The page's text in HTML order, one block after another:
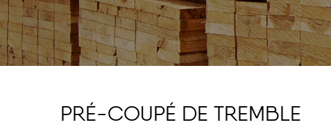
PRÉ-COUPÉ DE TREMBLE